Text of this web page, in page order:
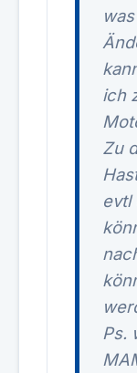
ich
Zu
evtl
Ps.